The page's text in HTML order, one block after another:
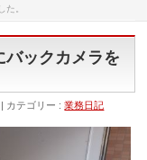
た。
バックカメラを
カテゴリー :業務日記